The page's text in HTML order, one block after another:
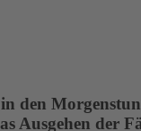
den
Ausgehen der